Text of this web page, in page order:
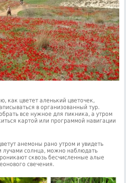
как цветет аленький цветочек,
в организованный тур.
все нужное для пикника, а утром
картой или программой навигации
анемоны рано утром и увидеть
лучами солнца, можно наблюдать
сквозь бесчисленные алые
свечения.